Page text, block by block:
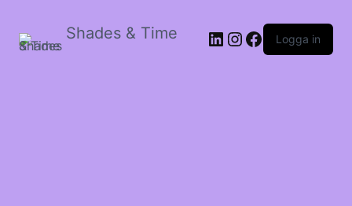
Shades & Time LinkedIn
Instagram
Facebook
Logga in